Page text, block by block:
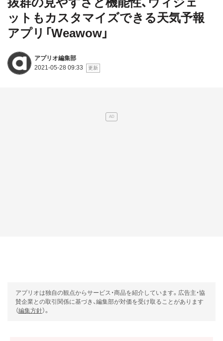
ットもカスタマイズできる天気予報
アプリ「Weawow」
アプリオ編集部
2021-05-28 09:33
アプリオは独自の観点からサービス・商品を紹介しています。広告主・協
賛企業との取引関係に基づき、編集部が対価を受け取ることがあります
（編集方針）。